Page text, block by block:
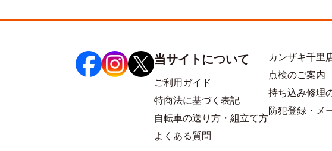
当サイトについて
ご利用ガイド
特商法に基づく表記
自転車の送り方・組立て方
よくある質問
カンザキ千里
点検のご案内
持ち込み修理
防犯登録・メ